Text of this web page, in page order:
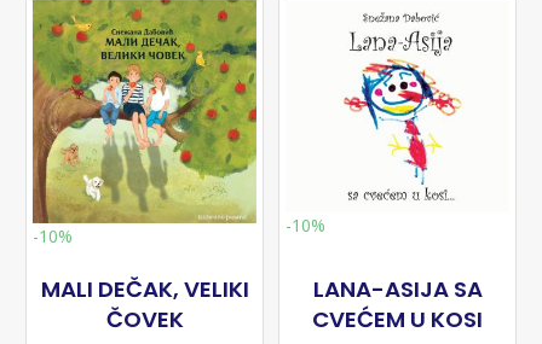
-10%
MALI DEČAK, VELIKI
ČOVEK
-10%
LANA-ASIJA SA
CVEĆEM U KOSI